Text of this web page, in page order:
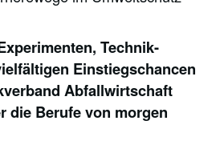
Technik-
Einstiegschancen
Abfallwirtschaft
die Berufe von morgen